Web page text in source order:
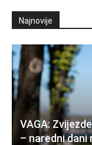
Najnovije
VAGA:
– naredni